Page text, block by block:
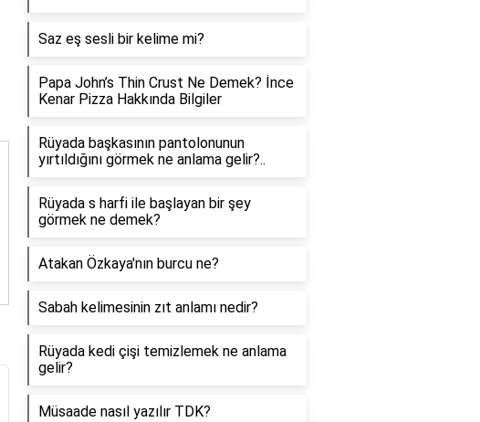
Saz eş sesli bir kelime mi?
Papa John’s Thin Crust Ne Demek? İnce
Kenar Pizza Hakkında Bilgiler
Rüyada başkasının pantolonunun
yırtıldığını görmek ne anlama gelir?..
Rüyada s harfi ile başlayan bir şey
görmek ne demek?
Atakan Özkaya'nın burcu ne?
Sabah kelimesinin zıt anlamı nedir?
Rüyada kedi çişi temizlemek ne anlama
gelir?
Müsaade nasıl yazılır TDK?